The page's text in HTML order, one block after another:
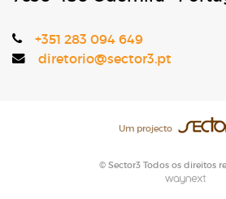
+351 283 094 649
diretorio@sector3.pt
© Sector3 Todos os direitos
Um projecto